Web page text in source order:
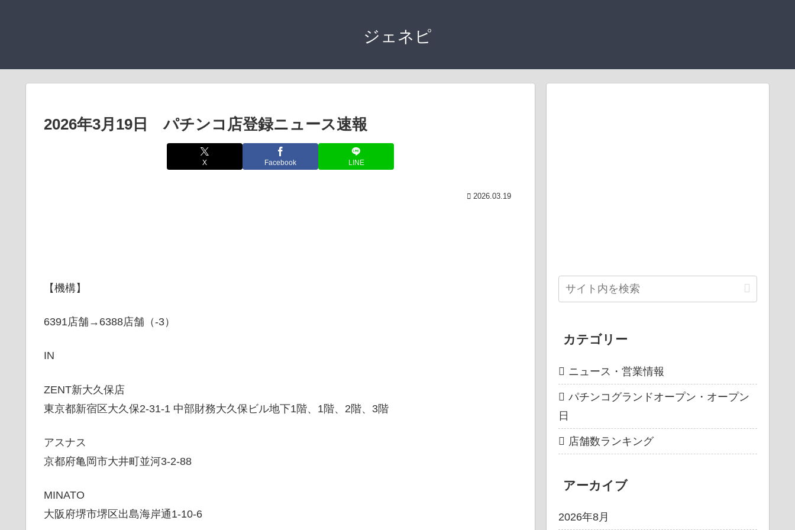
ジェネピ
2026年3月19日 パチンコ店登録ニュース速報
X Facebook LINE
2026.03.19
【機構】
6391店舗→6388店舗（-3）
IN
ZENT新大久保店
東京都新宿区大久保2-31-1 中部財務大久保ビル地下1階、1階、2階、3階
アスナス
京都府亀岡市大井町並河3-2-88
MINATO
大阪府堺市堺区出島海岸通1-10-6
カテゴリー
ニュース・営業情報
パチンコグランドオープン・オープン
日
店舗数ランキング
アーカイブ
2026年8月